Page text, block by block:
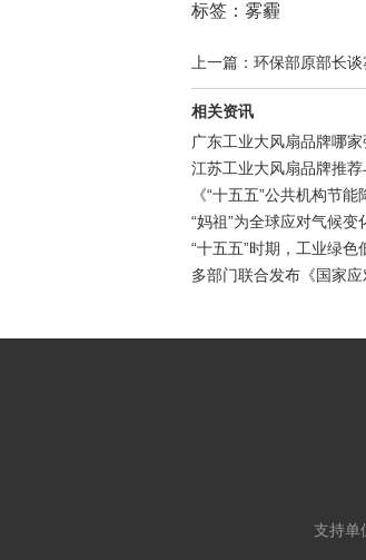
标签：雾霾
上一篇：环保部原部长
相关资讯
广东工业大风扇品牌哪
江苏工业大风扇品牌推
《“十五五”公共机构节
“妈祖”为全球应对气候变
“十五五”时期，工业绿
多部门联合发布《国家应
支持单